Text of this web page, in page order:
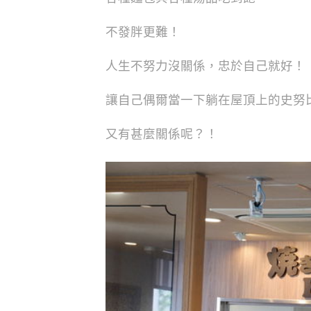
不發胖更難！
人生不努力沒關係，忠於自己就好！
讓自己偶爾當一下躺在屋頂上的史努
又有甚麼關係呢？！